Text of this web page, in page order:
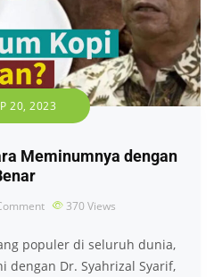
20, 2023
Meminumnya dengan
370 Views
populer di seluruh dunia,
dengan Dr. Syahrizal Syarif,